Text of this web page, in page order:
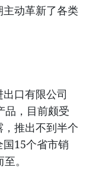
动革新了各类
口有限公司
品，目前颇受
推出不到半个
15个省市销
。